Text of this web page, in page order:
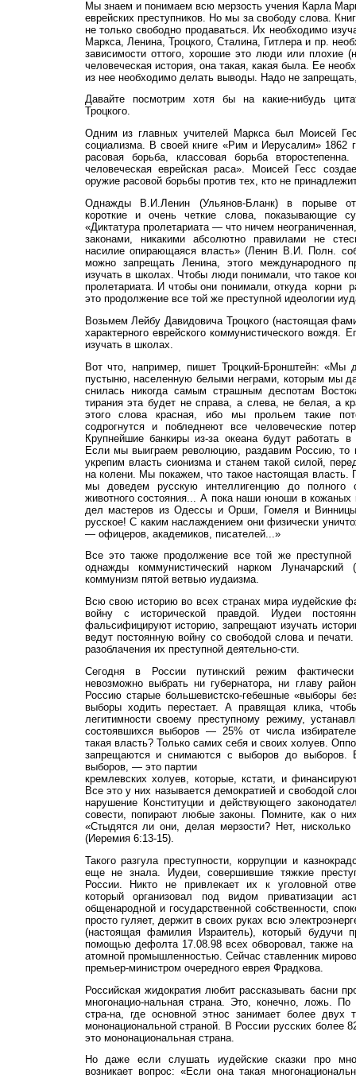
Мы знаем и понимаем всю мерзость учения Карла
еврейских преступников. Но мы за свободу слова.
не только свободно продаваться. Их необходимо
Маркса, Ленина, Троцкого, Сталина, Гитлера и пр.
зависимости оттого, хорошие это люди или плохие
человеческая история, она такая, какая была. Ее
из нее необходимо делать выводы. Надо не
Давайте посмотрим хотя бы на какие-нибудь
Троцкого.
Одним из главных учителей Маркса был Моисей
социализма. В своей книге «Рим и Иерусалим» 1862
расовая борьба, классовая борьба
человеческая еврейская раса». Моисей Гесс
оружие расовой борьбы против тех, кто не
Однажды В.И.Ленин (Ульянов-Бланк) в порыве
короткие и очень четкие слова, показывающие
«Диктатура пролетариата — что ничем
законами, никакими абсолютно правилами не
насилие опирающаяся власть» (Ленин В.И. Полн.
можно запрещать Ленина, этого международного
изучать в школах. Чтобы люди понимали, что такое
пролетариата. И чтобы они понимали, откуда корни
это продолжение все той же преступной идеологии
Возьмем Лейбу Давидовича Троцкого (настоящая
характерного еврейского коммунистического вождя.
изучать в школах.
Вот что, например, пишет Троцкий-Бронштейн: «Мы
пустыню, населенную белыми неграми, которым мы
снилась никогда самым страшным деспотам
тирания эта будет не справа, а слева, не белая, а
этого слова красная, ибо мы прольем такие
содрогнутся и побледнеют все человеческие
Крупнейшие банкиры из-за океана будут работать
Если мы выиграем революцию, раздавим Россию, то
укрепим власть сионизма и станем такой силой,
на колени. Мы покажем, что такое настоящая власть.
мы доведем русскую интеллигенцию до полного
животного состояния... А пока наши юноши в
дел мастеров из Одессы и Орши, Гомеля и
русское! С каким наслаждением они физически
— офицеров, академиков, писателей...»
Все это также продолжение все той же
однажды коммунистический нарком Луначарский
коммунизм пятой ветвью иудаизма.
Всю свою историю во всех странах мира иудейские
войну с исторической правдой. Иудеи
фальсифицируют историю, запрещают изучать
ведут постоянную войну со свободой слова и
разоблачения их преступной деятельно-сти.
Сегодня в России путинский режим
невозможно выбрать ни губернатора, ни главу
Россию старые большевистско-гебешные «выборы
выборы ходить перестает. А правящая клика,
легитимности своему преступному режиму,
состоявшихся выборов — 25% от числа
такая власть? Только самих себя и своих холуев.
запрещаются и снимаются с выборов до выборов.
выборов, — это партии
кремлевских холуев, которые, кстати, и
Все это у них называется демократией и свободой
нарушение Конституции и действующего
совести, попирают любые законы. Помните, как о
«Стыдятся ли они, делая мерзости? Нет,
(Иеремия 6:13-15).
Такого разгула преступности, коррупции и
еще не знала. Иудеи, совершившие тяжкие
России. Никто не привлекает их к уголовной
который организовал под видом приватизации
общенародной и государственной собственности,
просто гуляет, держит в своих руках всю
(настоящая фамилия Израитель), который будучи
помощью дефолта 17.08.98 всех обворовал, также на
атомной промышленностью. Сейчас ставленник
премьер-министром очередного еврея Фрадкова.
Российская жидократия любит рассказывать басни
многонацио-нальная страна. Это, конечно, ложь.
стра-на, где основной этнос занимает более двух
мононациональной страной. В России русских более
это мононациональная страна.
Но даже если слушать иудейские сказки про
возникает вопрос: «Если она такая